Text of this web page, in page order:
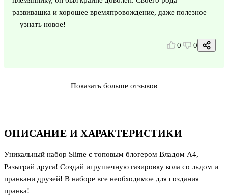
ОПИСАНИЕ И ХАРАКТЕРИСТИКИ
Уникальный набор Slime с топовым блогером Владом А4,
Разыграй друга! Создай игрушечную газировку кола со льдом и
пранкани друзей! В наборе все необходимое для создания
пранка!
развивашка и хорошее времяпровождение, даже полезное
—узнать новое!
0 0
Показать больше отзывов